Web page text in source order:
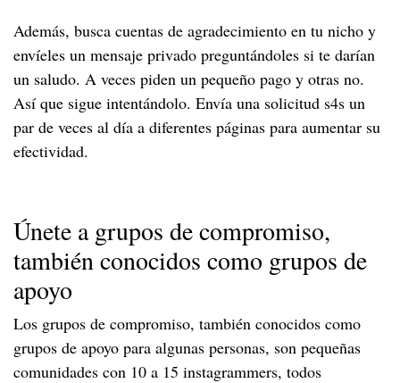
Además, busca cuentas de agradecimiento en tu nicho y
envíeles un mensaje privado preguntándoles si te darían
un saludo. A veces piden un pequeño pago y otras no.
Así que sigue intentándolo. Envía una solicitud s4s un
par de veces al día a diferentes páginas para aumentar su
efectividad.
Únete a grupos de compromiso,
también conocidos como grupos de
apoyo
Los grupos de compromiso, también conocidos como
grupos de apoyo para algunas personas, son pequeñas
comunidades con 10 a 15 instagrammers, todos